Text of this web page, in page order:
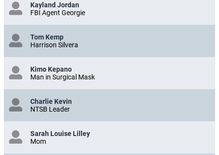
Kayland Jordan
FBI Agent Georgie
Tom Kemp
Harrison Silvera
Kimo Kepano
Man in Surgical Mask
Charlie Kevin
NTSB Leader
Sarah Louise Lilley
Mom